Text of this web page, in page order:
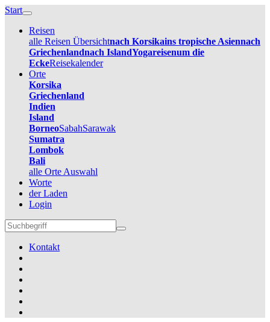
Start
Reisen
alle Reisen Übersichtnach Korsikains tropische Asiennach
Griechenlandnach IslandYogareisenum die
EckeReisekalender
Orte
Korsika
Griechenland
Indien
Island
BorneoSabahSarawak
Sumatra
Lombok
Bali
alle Orte Auswahl
Worte
der Laden
Login
Kontakt